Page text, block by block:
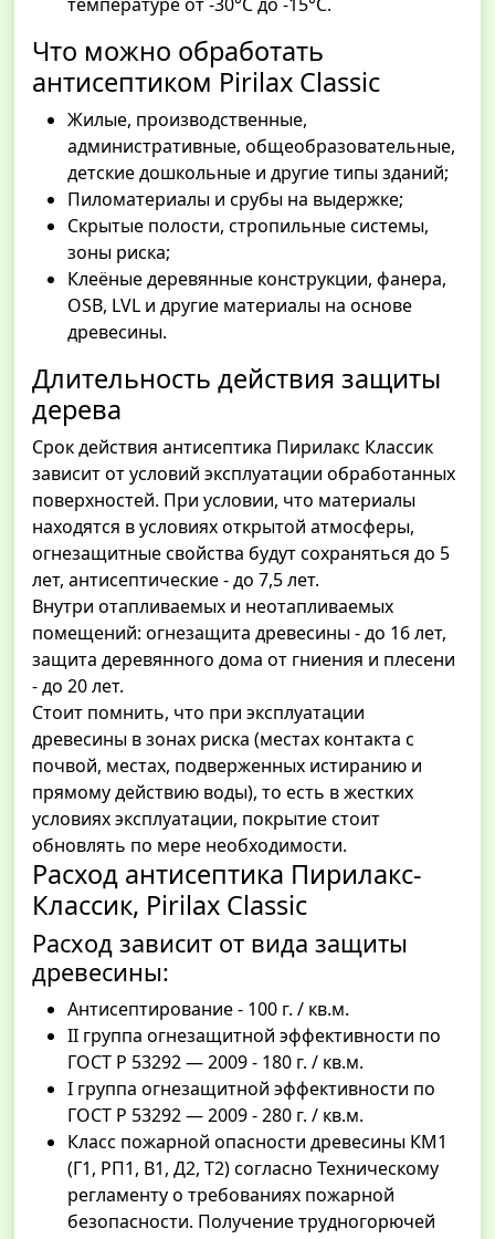
температуре от -30°С до -15°С.
Что можно обработать
антисептиком Pirilax Classic
Жилые, производственные,
административные, общеобразовательные,
детские дошкольные и другие типы зданий;
Пиломатериалы и срубы на выдержке;
Скрытые полости, стропильные системы,
зоны риска;
Клеёные деревянные конструкции, фанера,
OSB, LVL и другие материалы на основе
древесины.
Длительность действия защиты
дерева
Срок действия антисептика Пирилакс Классик
зависит от условий эксплуатации обработанных
поверхностей. При условии, что материалы
находятся в условиях открытой атмосферы,
огнезащитные свойства будут сохраняться до 5
лет, антисептические - до 7,5 лет.
Внутри отапливаемых и неотапливаемых
помещений: огнезащита древесины - до 16 лет,
защита деревянного дома от гниения и плесени
- до 20 лет.
Стоит помнить, что при эксплуатации
древесины в зонах риска (местах контакта с
почвой, местах, подверженных истиранию и
прямому действию воды), то есть в жестких
условиях эксплуатации, покрытие стоит
обновлять по мере необходимости.
Расход антисептика Пирилакс-
Классик, Pirilax Classic
Расход зависит от вида защиты
древесины:
Антисептирование - 100 г. / кв.м.
II группа огнезащитной эффективности по
ГОСТ Р 53292 — 2009 - 180 г. / кв.м.
I группа огнезащитной эффективности по
ГОСТ Р 53292 — 2009 - 280 г. / кв.м.
Класс пожарной опасности древесины КМ1
(Г1, РП1, В1, Д2, Т2) согласно Техническому
регламенту о требованиях пожарной
безопасности. Получение трудногорючей